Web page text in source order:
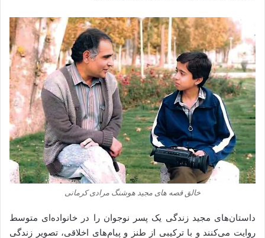
خالق قصه‌ های مجید هوشنگ مرادی کرمانی
داستان‌های مجید زندگی یک پسر نوجوان را در خانواده‌ای متوسط
روایت می‌کنند و با ترکیبی از طنز و پیام‌های اخلاقی، تصویر زندگی